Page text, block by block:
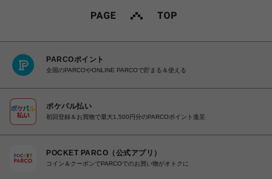
PARCOポイント
全国のPARCOやONLINE PARCOで貯まる＆使える
ポケパル払い
初回登録＆お買物で最大1,500円分のPARCOポイント進呈
POCKET PARCO（公式アプリ）
コイン＆クーポンでPARCOでのお買い物がオトクに